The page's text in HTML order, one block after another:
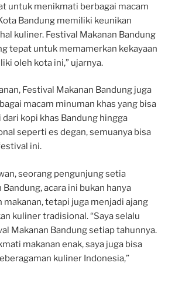
untuk menikmati berbagai macam
Bandung memiliki keunikan
kuliner. Festival Makanan Bandung
tepat untuk memamerkan kekayaan
oleh kota ini,” ujarnya.
Festival Makanan Bandung juga
macam minuman khas yang bisa
dari kopi khas Bandung hingga
seperti es degan, semuanya bisa
ini.
seorang pengunjung setia
acara ini bukan hanya
makanan, tetapi juga menjadi ajang
kuliner tradisional. “Saya selalu
Makanan Bandung setiap tahunnya.
makanan enak, saya juga bisa
kuliner Indonesia,”